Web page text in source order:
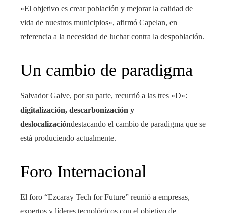
«El objetivo es crear población y mejorar la calidad de
vida de nuestros municipios», afirmó Capelan, en
referencia a la necesidad de luchar contra la despoblación.
Un cambio de paradigma
Salvador Galve, por su parte, recurrió a las tres «D»:
digitalización, descarbonización y
deslocalizacióndestacando el cambio de paradigma que se
está produciendo actualmente.
Foro Internacional
El foro “Ezcaray Tech for Future” reunió a empresas,
expertos y líderes tecnológicos con el objetivo de